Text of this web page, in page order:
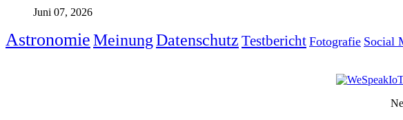
Juni 07, 2026
AstronomieMeinungDatenschutz Testbericht Fotografie Social